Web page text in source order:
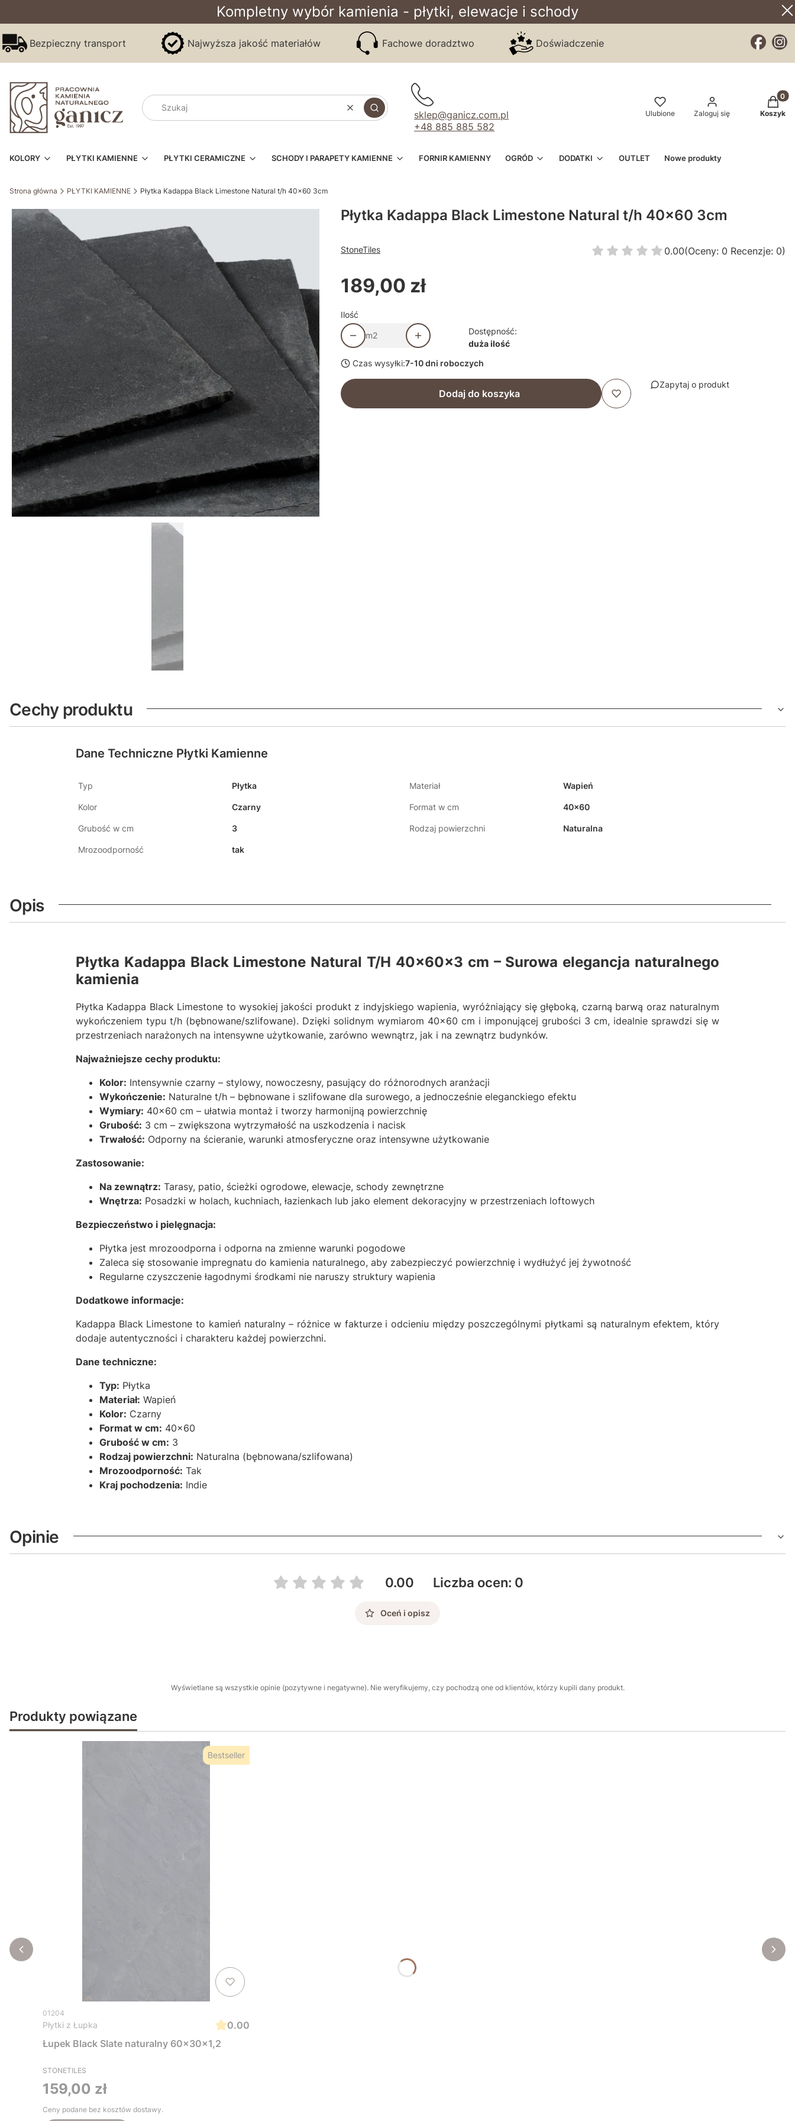
Kompletny wybór kamienia - płytki, elewacje i schody
Bezpieczny transport Najwyższa jakość materiałów Fachowe doradztwo Doświadczenie
WyczyśćSzukaj
sklep@ganicz.com.pl
+48 885 885 582
Ulubione Zaloguj się Koszyk
KOLORY PŁYTKI KAMIENNE PŁYTKI CERAMICZNE SCHODY I PARAPETY KAMIENNE FORNIR KAMIENNY OGRÓD DODATKI OUTLET Nowe produkty
Strona główna PŁYTKI KAMIENNE Płytka Kadappa Black Limestone Natural t/h 40x60 3cm
Płytka Kadappa Black Limestone Natural t/h 40x60 3cm
StoneTiles 0.00(Oceny: 0 Recenzje: 0)
Cena
189,00 zł
Ilość
m2
Dostępność:
duża ilość
Czas wysyłki:7-10 dni roboczych
Dodaj do koszyka
Zapytaj o produkt
Cechy produktu
Dane Techniczne Płytki Kamienne
Typ Płytka Materiał Wapień
Kolor Czarny Format w cm 40x60
Grubość w cm 3 Rodzaj powierzchni Naturalna
Mrozoodporność tak
Opis
Płytka Kadappa Black Limestone Natural T/H 40x60x3 cm – Surowa elegancja naturalnego
kamienia
Płytka Kadappa Black Limestone to wysokiej jakości produkt z indyjskiego wapienia, wyróżniający się głęboką, czarną barwą oraz naturalnym
wykończeniem typu t/h (bębnowane/szlifowane). Dzięki solidnym wymiarom 40x60 cm i imponującej grubości 3 cm, idealnie sprawdzi się w
przestrzeniach narażonych na intensywne użytkowanie, zarówno wewnątrz, jak i na zewnątrz budynków.
Najważniejsze cechy produktu:
Kolor: Intensywnie czarny – stylowy, nowoczesny, pasujący do różnorodnych aranżacji
Wykończenie: Naturalne t/h – bębnowane i szlifowane dla surowego, a jednocześnie eleganckiego efektu
Wymiary: 40x60 cm – ułatwia montaż i tworzy harmonijną powierzchnię
Grubość: 3 cm – zwiększona wytrzymałość na uszkodzenia i nacisk
Trwałość: Odporny na ścieranie, warunki atmosferyczne oraz intensywne użytkowanie
Zastosowanie:
Na zewnątrz: Tarasy, patio, ścieżki ogrodowe, elewacje, schody zewnętrzne
Wnętrza: Posadzki w holach, kuchniach, łazienkach lub jako element dekoracyjny w przestrzeniach loftowych
Bezpieczeństwo i pielęgnacja:
Płytka jest mrozoodporna i odporna na zmienne warunki pogodowe
Zaleca się stosowanie impregnatu do kamienia naturalnego, aby zabezpieczyć powierzchnię i wydłużyć jej żywotność
Regularne czyszczenie łagodnymi środkami nie naruszy struktury wapienia
Dodatkowe informacje:
Kadappa Black Limestone to kamień naturalny – różnice w fakturze i odcieniu między poszczególnymi płytkami są naturalnym efektem, który
dodaje autentyczności i charakteru każdej powierzchni.
Dane techniczne:
Typ: Płytka
Materiał: Wapień
Kolor: Czarny
Format w cm: 40x60
Grubość w cm: 3
Rodzaj powierzchni: Naturalna (bębnowana/szlifowana)
Mrozoodporność: Tak
Kraj pochodzenia: Indie
Opinie
0.00 Liczba ocen: 0
Oceń i opisz
Wyświetlane są wszystkie opinie (pozytywne i negatywne). Nie weryfikujemy, czy pochodzą one od klientów, którzy kupili dany produkt.
Produkty powiązane
Bestseller
01204
Płytki z Łupka
0.00
Łupek Black Slate naturalny 60x30x1,2
STONETILES
Cena
159,00 zł
Ceny podane bez kosztów dostawy.